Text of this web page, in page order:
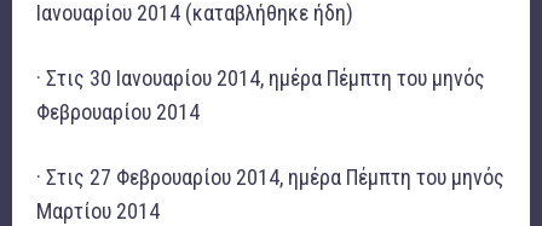
Ιανουαρίου 2014 (καταβλήθηκε ήδη)
· Στις 30 Ιανουαρίου 2014, ημέρα Πέμπτη του μηνός
Φεβρουαρίου 2014
· Στις 27 Φεβρουαρίου 2014, ημέρα Πέμπτη του μηνός
Μαρτίου 2014